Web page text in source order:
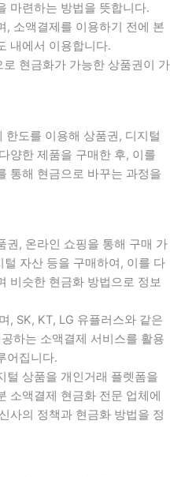
마련하는 방법을 뜻합니다.
, 소액결제를 이용하기 전에 본
내에서 이용합니다.
현금화가 가능한 상품권이 가
한도를 이용해 상품권, 디지털
양한 제품을 구매한 후, 이를
통해 현금으로 바꾸는 과정을
권, 온라인 쇼핑을 통해 구매 가
자산 등을 구매하여, 이를 다
비슷한 현금화 방법으로 정보
, SK, KT, LG 유플러스와 같은
하는 소액결제 서비스를 활용
어집니다.
털 상품을 개인거래 플렛폼을
소액결제 현금화 전문 업체에
사의 정책과 현금화 방법을 정